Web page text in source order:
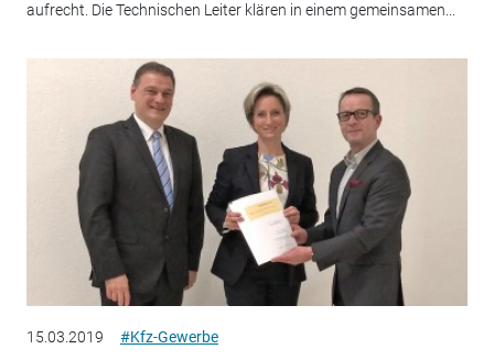
aufrecht. Die Technischen Leiter klären in einem gemeinsamen...
15.03.2019 #Kfz-Gewerbe